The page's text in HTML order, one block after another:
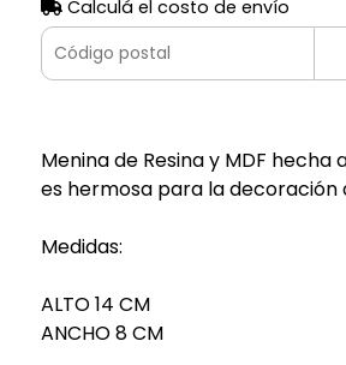
Calculá el costo de envío
Menina de Resina y MDF
es hermosa para la decoración
Medidas:
ALTO 14 CM
ANCHO 8 CM